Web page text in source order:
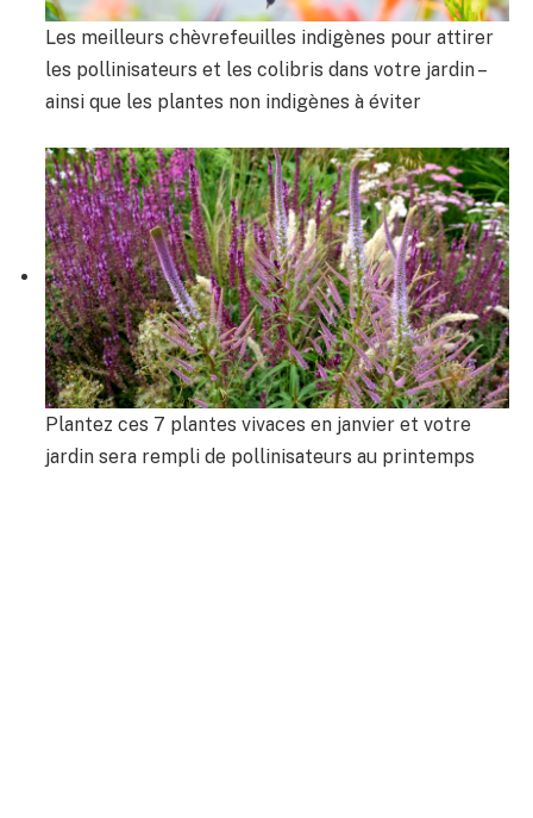
Les meilleurs chèvrefeuilles indigènes pour attirer
les pollinisateurs et les colibris dans votre jardin –
ainsi que les plantes non indigènes à éviter
Plantez ces 7 plantes vivaces en janvier et votre
jardin sera rempli de pollinisateurs au printemps